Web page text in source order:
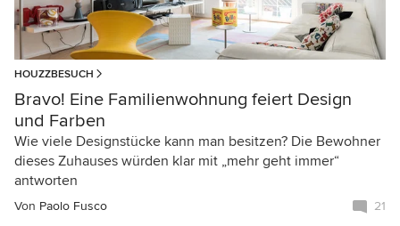
HOUZZBESUCH
Bravo! Eine Familienwohnung feiert Design
und Farben
Wie viele Designstücke kann man besitzen? Die Bewohner
dieses Zuhauses würden klar mit „mehr geht immer“
antworten
Von Paolo Fusco 21